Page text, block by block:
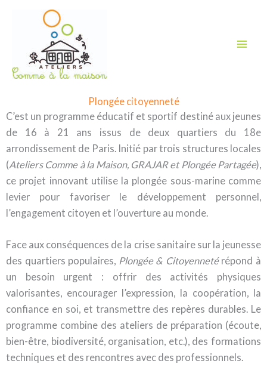
Plongée citoyenneté
C’est un programme éducatif et sportif destiné aux jeunes
de 16 à 21 ans issus de deux quartiers du 18e
arrondissement de Paris. Initié par trois structures locales
(Ateliers Comme à la Maison, GRAJAR et Plongée Partagée),
ce projet innovant utilise la plongée sous-marine comme
levier pour favoriser le développement personnel,
l’engagement citoyen et l’ouverture au monde.
Face aux conséquences de la crise sanitaire sur la jeunesse
des quartiers populaires, Plongée & Citoyennetérépond à
un besoin urgent : offrir des activités physiques
valorisantes, encourager l’expression, la coopération, la
confiance en soi, et transmettre des repères durables. Le
programme combine des ateliers de préparation (écoute,
bien-être, biodiversité, organisation, etc.), des formations
techniques et des rencontres avec des professionnels.